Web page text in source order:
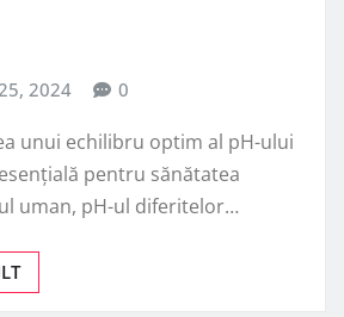
2024 0
unui echilibru optim al pH-ului
pentru sănătatea
uman, pH-ul diferitelor…